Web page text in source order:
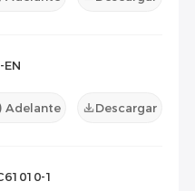
(0) Otros(0)
EN
Adelante Descargar
1